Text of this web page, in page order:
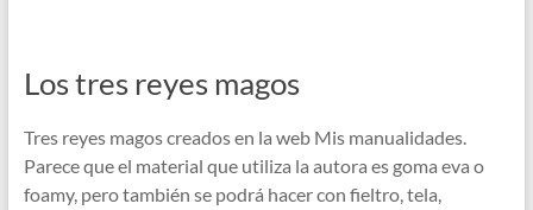
Los tres reyes magos
Tres reyes magos creados en la web Mis manualidades.
Parece que el material que utiliza la autora es goma eva o
foamy, pero también se podrá hacer con fieltro, tela,